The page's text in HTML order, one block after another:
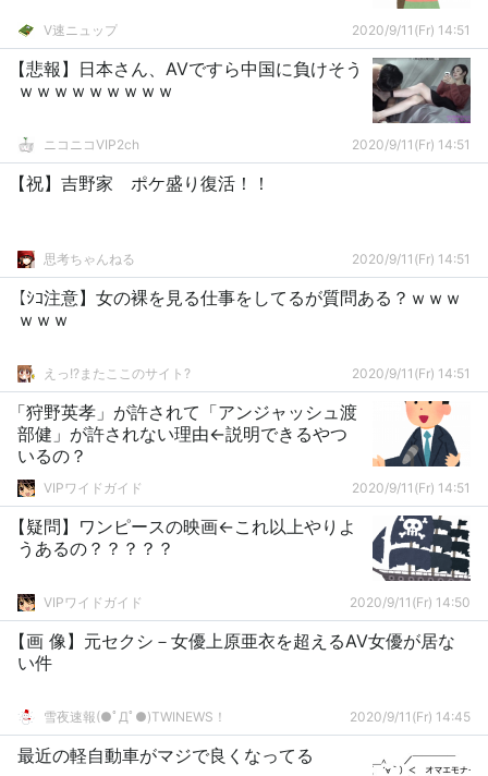
V速ニュップ 2020/9/11(Fr) 14:51
【悲報】日本さん、AVですら中国に負けそう
ｗｗｗｗｗｗｗｗｗ
ニコニコVIP2ch 2020/9/11(Fr) 14:51
【祝】吉野家 ポケ盛り復活！！
思考ちゃんねる 2020/9/11(Fr) 14:51
【ｼｺ注意】女の裸を見る仕事をしてるが質問ある？ｗｗｗ
ｗｗｗ
えっ!?またここのサイト? 2020/9/11(Fr) 14:51
「狩野英孝」が許されて「アンジャッシュ渡
部健」が許されない理由←説明できるやつ
いるの？
VIPワイドガイド 2020/9/11(Fr) 14:51
【疑問】ワンピースの映画←これ以上やりよ
うあるの？？？？？
VIPワイドガイド 2020/9/11(Fr) 14:50
【画 像】元セクシ－女優上原亜衣を超えるAV女優が居な
い件
雪夜速報(●ﾟДﾟ●)TWINEWS！ 2020/9/11(Fr) 14:45
最近の軽自動車がマジで良くなってる